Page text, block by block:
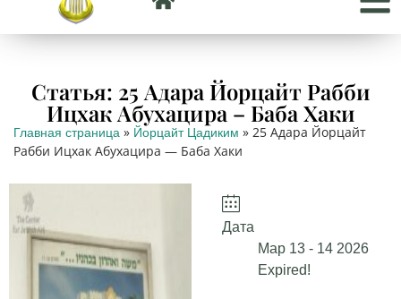
Статья: 25 Адара Йорцайт Рабби
Ицхак Абухацира – Баба Хаки
Главная страница » Йорцайт Цадиким » 25 Адара Йорцайт
Рабби Ицхак Абухацира — Баба Хаки
Дата
Мар 13 - 14 2026
Expired!